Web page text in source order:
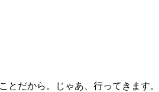
とだから。じゃあ、行ってきます